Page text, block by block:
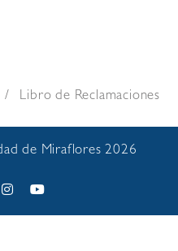
Libro de Reclamaciones
de Miraflores 2026